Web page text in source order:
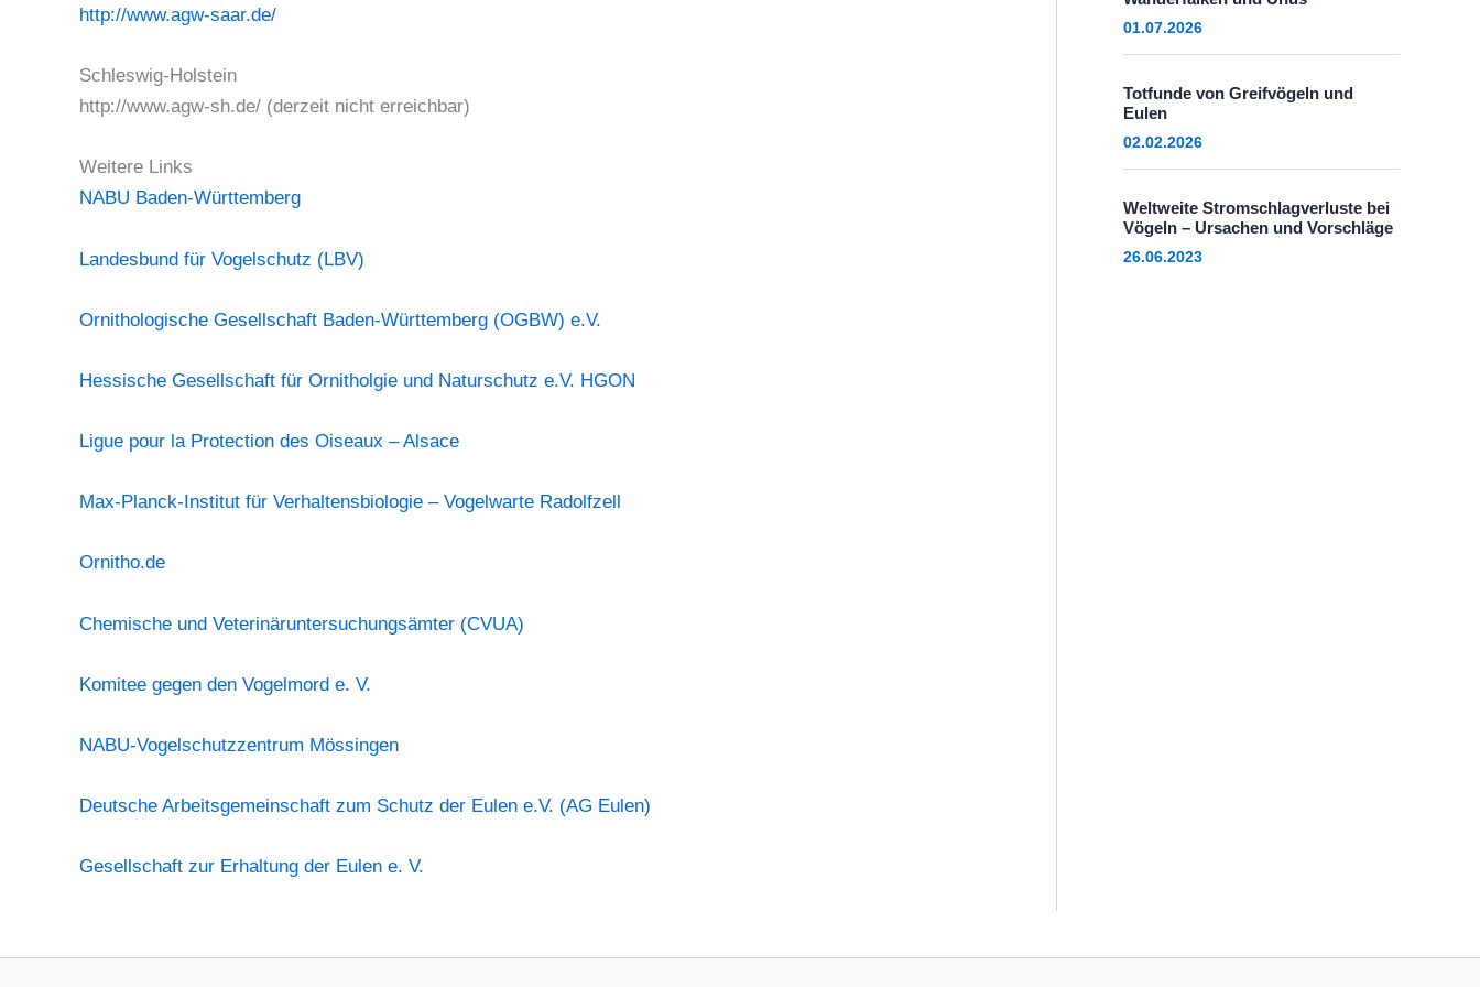
http://www.agw-saar.de/
Schleswig-Holstein
http://www.agw-sh.de/ (derzeit nicht erreichbar)
Weitere Links
NABU Baden-Württemberg
Landesbund für Vogelschutz (LBV)
Ornithologische Gesellschaft Baden-Württemberg (OGBW) e.V.
Hessische Gesellschaft für Ornitholgie und Naturschutz e.V. HGON
Ligue pour la Protection des Oiseaux – Alsace
Max-Planck-Institut für Verhaltensbiologie – Vogelwarte Radolfzell
Ornitho.de
Chemische und Veterinäruntersuchungsämter (CVUA)
Komitee gegen den Vogelmord e. V.
NABU-Vogelschutzzentrum Mössingen
Deutsche Arbeitsgemeinschaft zum Schutz der Eulen e.V. (AG Eulen)
Gesellschaft zur Erhaltung der Eulen e. V.
01.07.2026
Totfunde von Greifvögeln und
Eulen
02.02.2026
Weltweite Stromschlagverluste bei
Vögeln – Ursachen und Vorschläge
26.06.2023